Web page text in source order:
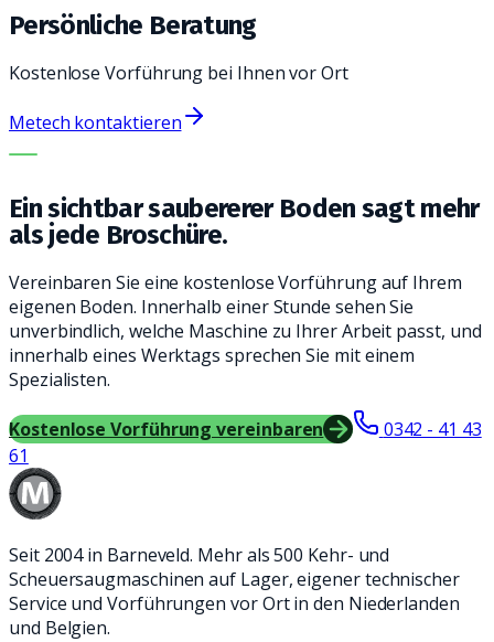
Persönliche Beratung
Kostenlose Vorführung bei Ihnen vor Ort
Metech kontaktieren
DIE RICHTIGE MASCHINE. DER BESTE SERVICE.
Ein sichtbar saubererer Boden sagt mehr
als jede Broschüre.
Vereinbaren Sie eine kostenlose Vorführung auf Ihrem
eigenen Boden. Innerhalb einer Stunde sehen Sie
unverbindlich, welche Maschine zu Ihrer Arbeit passt, und
innerhalb eines Werktags sprechen Sie mit einem
Spezialisten.
Kostenlose Vorführung vereinbaren
0342 - 41 43
61
Seit 2004 in Barneveld. Mehr als 500 Kehr- und
Scheuersaugmaschinen auf Lager, eigener technischer
Service und Vorführungen vor Ort in den Niederlanden
und Belgien.